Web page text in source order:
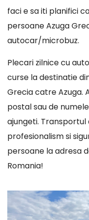
faci e sa iti planifici
persoane Azuga
autocar/microbuz.
Plecari zilnice cu
curse la destinatie
Grecia catre Azuga.
postal sau de
ajungeti.
profesionalism si
persoane la adresa
Romania!
Player
video